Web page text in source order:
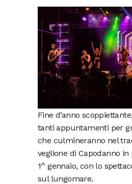
Fine d’anno
tanti appuntamenti per
che culmineranno nel
veglione di Capodanno in
1^ gennaio, con lo
sul lungomare.